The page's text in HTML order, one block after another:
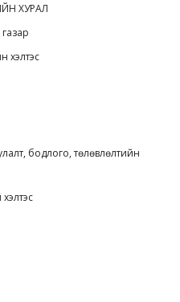
ХУРАЛ
хэлтэс
бодлого, төлөвлөлтийн